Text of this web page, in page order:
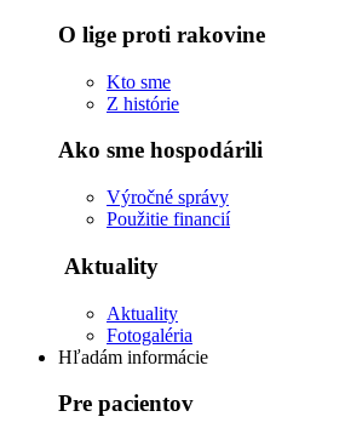
O lige proti rakovine
Kto sme
Z histórie
Ako sme hospodárili
Výročné správy
Použitie financií
Aktuality
Aktuality
Fotogaléria
Hľadám informácie
Pre pacientov